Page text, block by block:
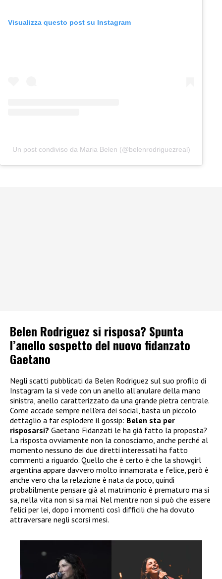
Visualizza questo post su Instagram
Un post condiviso da Maria Belen (@belenrodriguezreal)
Belen Rodriguez si risposa? Spunta
l’anello sospetto del nuovo fidanzato
Gaetano
Negli scatti pubblicati da Belen Rodriguez sul suo profilo di
Instagram la si vede con un anello all’anulare della mano
sinistra, anello caratterizzato da una grande pietra centrale.
Come accade sempre nell’era dei social, basta un piccolo
dettaglio a far esplodere il gossip: Belen sta per
risposarsi? Gaetano Fidanzati le ha già fatto la proposta?
La risposta ovviamente non la conosciamo, anche perché al
momento nessuno dei due diretti interessati ha fatto
commenti a riguardo. Quello che è certo è che la showgirl
argentina appare davvero molto innamorata e felice, però è
anche vero cha la relazione è nata da poco, quindi
probabilmente pensare già al matrimonio è prematuro ma si
sa, nella vita non si sa mai. Nel mentre non si può che essere
felici per lei, dopo i momenti così difficili che ha dovuto
attraversare negli scorsi mesi.